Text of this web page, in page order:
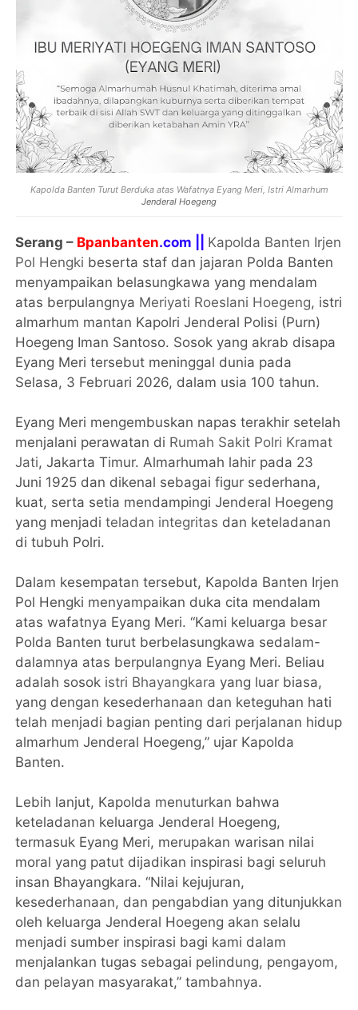
Kapolda Banten Turut Berduka atas Wafatnya Eyang Meri, Istri Almarhum
Jenderal Hoegeng
Serang – Bpanbanten.com || Kapolda Banten Irjen
Pol Hengki beserta staf dan jajaran Polda Banten
menyampaikan belasungkawa yang mendalam
atas berpulangnya Meriyati Roeslani Hoegeng, istri
almarhum mantan Kapolri Jenderal Polisi (Purn)
Hoegeng Iman Santoso. Sosok yang akrab disapa
Eyang Meri tersebut meninggal dunia pada
Selasa, 3 Februari 2026, dalam usia 100 tahun.
Eyang Meri mengembuskan napas terakhir setelah
menjalani perawatan di Rumah Sakit Polri Kramat
Jati, Jakarta Timur. Almarhumah lahir pada 23
Juni 1925 dan dikenal sebagai figur sederhana,
kuat, serta setia mendampingi Jenderal Hoegeng
yang menjaditeladan integritas dan keteladanan
di tubuh Polri.
Dalam kesempatan tersebut, Kapolda Banten Irjen
Pol Hengki menyampaikan duka cita mendalam
atas wafatnya Eyang Meri. “Kami keluarga besar
Polda Banten turut berbelasungkawa sedalam-
dalamnya atas berpulangnya Eyang Meri. Beliau
adalah sosok istri Bhayangkara yang luar biasa,
yang dengan kesederhanaan dan keteguhan hati
telah menjadi bagian penting dari perjalanan hidup
almarhum Jenderal Hoegeng,” ujar Kapolda
Banten.
Lebih lanjut, Kapolda menuturkan bahwa
keteladanan keluarga Jenderal Hoegeng,
termasuk Eyang Meri, merupakan warisan nilai
moral yang patut dijadikan inspirasi bagi seluruh
insan Bhayangkara. “Nilai kejujuran,
kesederhanaan, dan pengabdian yang ditunjukkan
oleh keluarga Jenderal Hoegeng akan selalu
menjadi sumber inspirasi bagi kami dalam
menjalankan tugas sebagai pelindung, pengayom,
dan pelayan masyarakat,” tambahnya.